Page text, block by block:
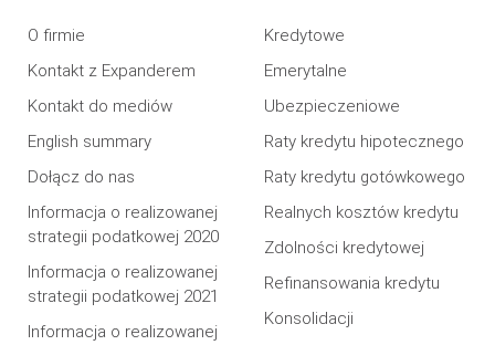
O firmie
Kontakt z Expanderem
Kontakt do mediów
English summary
Dołącz do nas
Informacja o realizowanej
strategii podatkowej 2020
Informacja o realizowanej
strategii podatkowej 2021
Informacja o realizowanej
Kredytowe
Emerytalne
Ubezpieczeniowe
Raty kredytu hipotecznego
Raty kredytu gotówkowego
Realnych kosztów kredytu
Zdolności kredytowej
Refinansowania kredytu
Konsolidacji